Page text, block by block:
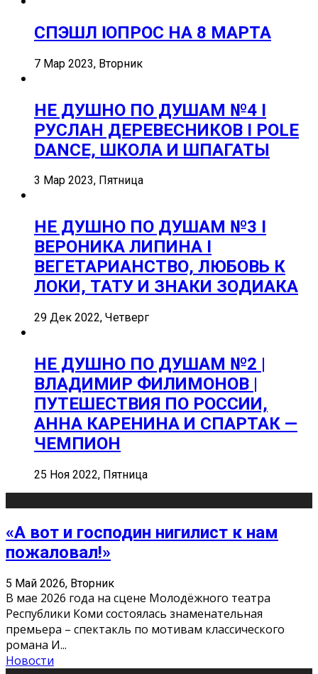
СПЭШЛ ӏ ОПРОС НА 8 МАРТА
7 Мар 2023, Вторник
НЕ ДУШНО ПО ДУШАМ №4 I
РУСЛАН ДЕРЕВЕСНИКОВ I POLE
DANCE, ШКОЛА И ШПАГАТЫ
3 Мар 2023, Пятница
НЕ ДУШНО ПО ДУШАМ №3 I
ВЕРОНИКА ЛИПИНА I
ВЕГЕТАРИАНСТВО, ЛЮБОВЬ К
ЛОКИ, ТАТУ И ЗНАКИ ЗОДИАКА
29 Дек 2022, Четверг
НЕ ДУШНО ПО ДУШАМ №2 |
ВЛАДИМИР ФИЛИМОНОВ |
ПУТЕШЕСТВИЯ ПО РОССИИ,
АННА КАРЕНИНА И СПАРТАК —
ЧЕМПИОН
25 Ноя 2022, Пятница
«А вот и господин нигилист к нам
пожаловал!»
5 Май 2026, Вторник
В мае 2026 года на сцене Молодёжного театра
Республики Коми состоялась знаменательная
премьера – спектакль по мотивам классического
романа И...
Новости